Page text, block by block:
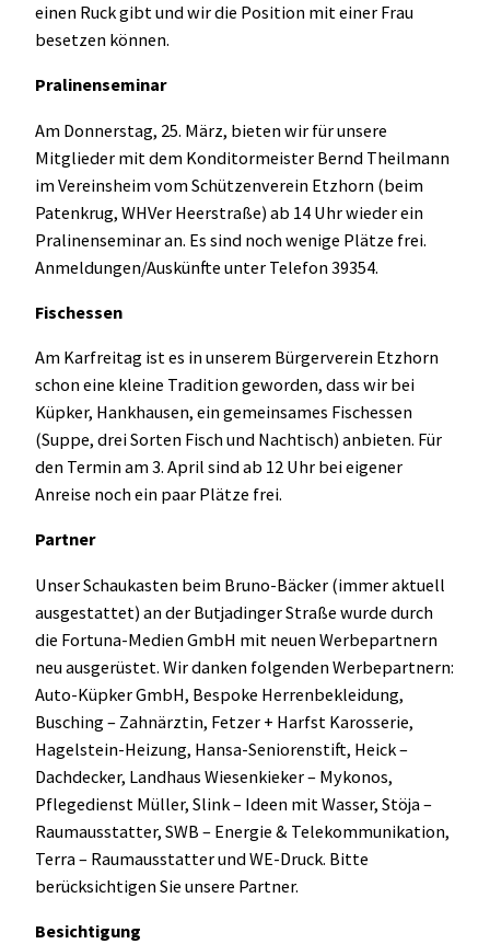
einen Ruck gibt und wir die Position mit einer Frau
besetzen können.
Pralinenseminar
Am Donnerstag, 25. März, bieten wir für unsere
Mitglieder mit dem Konditormeister Bernd Theilmann
im Vereinsheim vom Schützenverein Etzhorn (beim
Patenkrug, WHVer Heerstraße) ab 14 Uhr wieder ein
Pralinenseminar an. Es sind noch wenige Plätze frei.
Anmeldungen/Auskünfte unter Telefon 39354.
Fischessen
Am Karfreitag ist es in unserem Bürgerverein Etzhorn
schon eine kleine Tradition geworden, dass wir bei
Küpker, Hankhausen, ein gemeinsames Fischessen
(Suppe, drei Sorten Fisch und Nachtisch) anbieten. Für
den Termin am 3. April sind ab 12 Uhr bei eigener
Anreise noch ein paar Plätze frei.
Partner
Unser Schaukasten beim Bruno-Bäcker (immer aktuell
ausgestattet) an der Butjadinger Straße wurde durch
die Fortuna-Medien GmbH mit neuen Werbepartnern
neu ausgerüstet. Wir danken folgenden Werbepartnern:
Auto-Küpker GmbH, Bespoke Herrenbekleidung,
Busching – Zahnärztin, Fetzer + Harfst Karosserie,
Hagelstein-Heizung, Hansa-Seniorenstift, Heick –
Dachdecker, Landhaus Wiesenkieker – Mykonos,
Pflegedienst Müller, Slink – Ideen mit Wasser, Stöja –
Raumausstatter, SWB – Energie & Telekommunikation,
Terra – Raumausstatter und WE-Druck. Bitte
berücksichtigen Sie unsere Partner.
Besichtigung